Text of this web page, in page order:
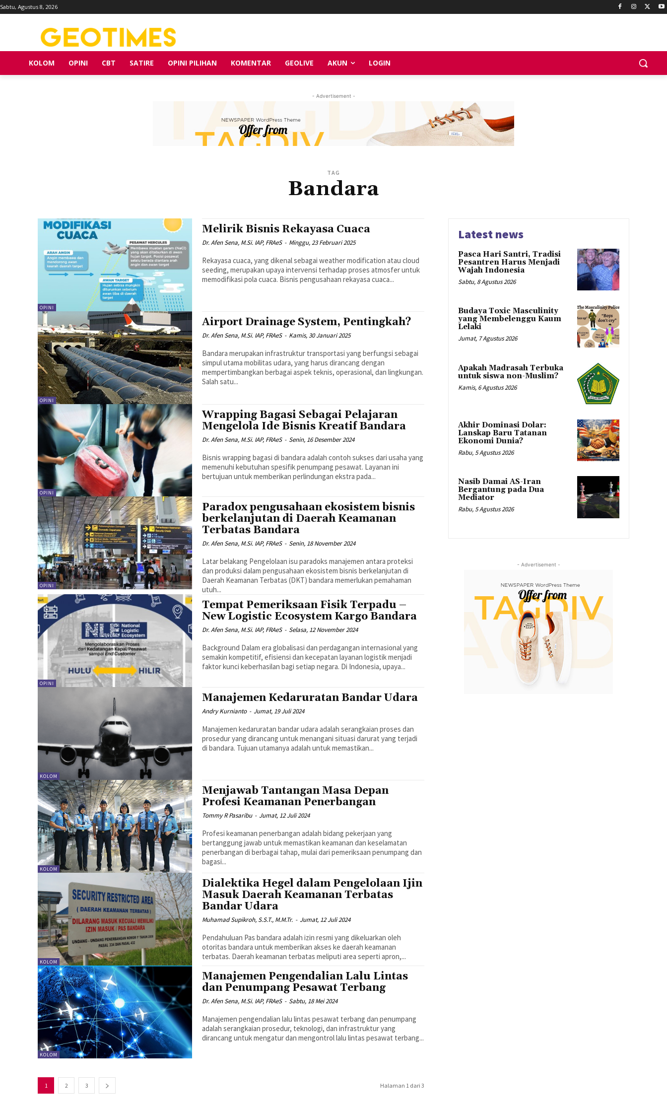
Sabtu, Agustus 8, 2026
KOLOM OPINI CBT SATIRE OPINI PILIHAN KOMENTAR GEOLIVE AKUN LOGIN
- Advertisement -
TAG
Bandara
OPINI
Melirik Bisnis Rekayasa Cuaca
Dr. Afen Sena, M.Si. IAP, FRAeS - Minggu, 23 Februari 2025
Rekayasa cuaca, yang dikenal sebagai weather modification atau cloud
seeding, merupakan upaya intervensi terhadap proses atmosfer untuk
memodifikasi pola cuaca. Bisnis pengusahaan rekayasa cuaca...
OPINI
Airport Drainage System, Pentingkah?
Dr. Afen Sena, M.Si. IAP, FRAeS - Kamis, 30 Januari 2025
Bandara merupakan infrastruktur transportasi yang berfungsi sebagai
simpul utama mobilitas udara, yang harus dirancang dengan
mempertimbangkan berbagai aspek teknis, operasional, dan lingkungan.
Salah satu...
OPINI
Wrapping Bagasi Sebagai Pelajaran
Mengelola Ide Bisnis Kreatif Bandara
Dr. Afen Sena, M.Si. IAP, FRAeS - Senin, 16 Desember 2024
Bisnis wrapping bagasi di bandara adalah contoh sukses dari usaha yang
memenuhi kebutuhan spesifik penumpang pesawat. Layanan ini
bertujuan untuk memberikan perlindungan ekstra pada...
OPINI
Paradox pengusahaan ekosistem bisnis
berkelanjutan di Daerah Keamanan
Terbatas Bandara
Dr. Afen Sena, M.Si. IAP, FRAeS - Senin, 18 November 2024
Latar belakang Pengelolaan isu paradoks manajemen antara proteksi
dan produksi dalam pengusahaan ekosistem bisnis berkelanjutan di
Daerah Keamanan Terbatas (DKT) bandara memerlukan pemahaman
utuh...
OPINI
Tempat Pemeriksaan Fisik Terpadu –
New Logistic Ecosystem Kargo Bandara
Dr. Afen Sena, M.Si. IAP, FRAeS - Selasa, 12 November 2024
Background Dalam era globalisasi dan perdagangan internasional yang
semakin kompetitif, efisiensi dan kecepatan layanan logistik menjadi
faktor kunci keberhasilan bagi setiap negara. Di Indonesia, upaya...
KOLOM
Manajemen Kedaruratan Bandar Udara
Andry Kurnianto - Jumat, 19 Juli 2024
Manajemen kedaruratan bandar udara adalah serangkaian proses dan
prosedur yang dirancang untuk menangani situasi darurat yang terjadi
di bandara. Tujuan utamanya adalah untuk memastikan...
KOLOM
Menjawab Tantangan Masa Depan
Profesi Keamanan Penerbangan
Tommy R Pasaribu - Jumat, 12 Juli 2024
Profesi keamanan penerbangan adalah bidang pekerjaan yang
bertanggung jawab untuk memastikan keamanan dan keselamatan
penerbangan di berbagai tahap, mulai dari pemeriksaan penumpang dan
bagasi...
KOLOM
Dialektika Hegel dalam Pengelolaan Ijin
Masuk Daerah Keamanan Terbatas
Bandar Udara
Muhamad Supikroh, S.S.T., M.M.Tr. - Jumat, 12 Juli 2024
Pendahuluan Pas bandara adalah izin resmi yang dikeluarkan oleh
otoritas bandara untuk memberikan akses ke daerah keamanan
terbatas. Daerah keamanan terbatas meliputi area seperti apron,...
KOLOM
Manajemen Pengendalian Lalu Lintas
dan Penumpang Pesawat Terbang
Dr. Afen Sena, M.Si. IAP, FRAeS - Sabtu, 18 Mei 2024
Manajemen pengendalian lalu lintas pesawat terbang dan penumpang
adalah serangkaian prosedur, teknologi, dan infrastruktur yang
dirancang untuk mengatur dan mengontrol lalu lintas pesawat terbang...
1 2 3 Halaman 1 dari 3
Latest news
Pasca Hari Santri, Tradisi
Pesantren Harus Menjadi
Wajah Indonesia
Sabtu, 8 Agustus 2026
Budaya Toxic Masculinity
yang Membelenggu Kaum
Lelaki
Jumat, 7 Agustus 2026
Apakah Madrasah Terbuka
untuk siswa non-Muslim?
Kamis, 6 Agustus 2026
Akhir Dominasi Dolar:
Lanskap Baru Tatanan
Ekonomi Dunia?
Rabu, 5 Agustus 2026
Nasib Damai AS-Iran
Bergantung pada Dua
Mediator
Rabu, 5 Agustus 2026
- Advertisement -